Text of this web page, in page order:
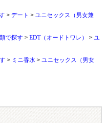
デート
ユニセックス（男女兼
で探す EDT（オードトワレ）
ユ
ミニ香水
ユニセックス（男女